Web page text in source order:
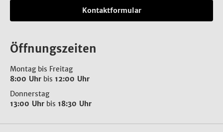
Kontaktformular
Öffnungszeiten
Montag bis Freitag
8:00 Uhr bis 12:00 Uhr
Donnerstag
13:00 Uhr bis 18:30 Uhr